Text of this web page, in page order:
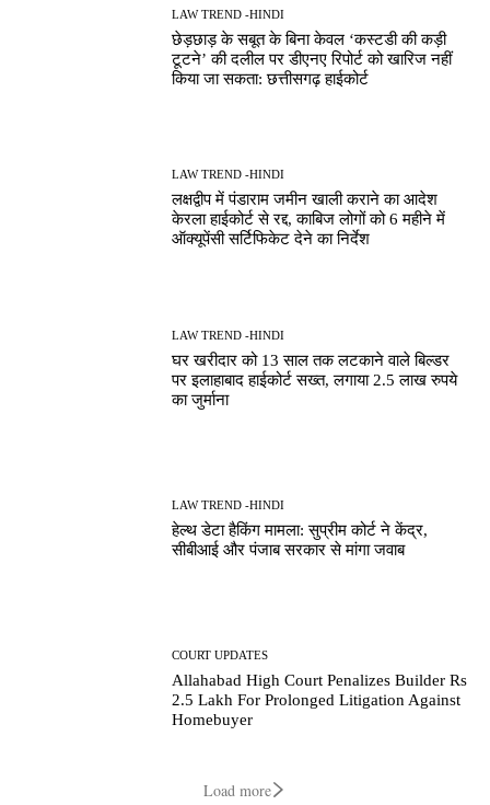
LAW TREND -HINDI
छेड़छाड़ के सबूत के बिना केवल ‘कस्टडी की कड़ी
टूटने’ की दलील पर डीएनए रिपोर्ट को खारिज नहीं
किया जा सकता: छत्तीसगढ़ हाईकोर्ट
LAW TREND -HINDI
लक्षद्वीप में पंडाराम जमीन खाली कराने का आदेश
केरला हाईकोर्ट से रद्द, काबिज लोगों को 6 महीने में
ऑक्यूपेंसी सर्टिफिकेट देने का निर्देश
LAW TREND -HINDI
घर खरीदार को 13 साल तक लटकाने वाले बिल्डर
पर इलाहाबाद हाईकोर्ट सख्त, लगाया 2.5 लाख रुपये
का जुर्माना
LAW TREND -HINDI
हेल्थ डेटा हैकिंग मामला: सुप्रीम कोर्ट ने केंद्र,
सीबीआई और पंजाब सरकार से मांगा जवाब
COURT UPDATES
Allahabad High Court Penalizes Builder Rs
2.5 Lakh For Prolonged Litigation Against
Homebuyer
Load more